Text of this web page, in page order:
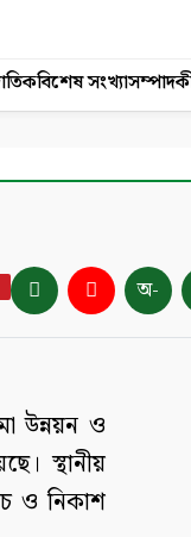
বিশেষ সংখ্যা
অ-
উন্নয়ন ও
স্থানীয়
ও নিকাশ